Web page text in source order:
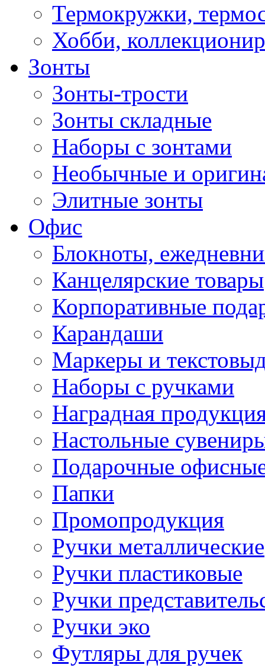
Термокружки,
Хобби,
Зонты
Зонты-трости
Зонты складные
Наборы с зонтами
Необычные и
Элитные зонты
Офис
Блокноты,
Канцелярские товары
Корпоративные
Карандаши
Маркеры и
Наборы с ручками
Наградная
Настольные
Подарочные
Папки
Промопродукция
Ручки металлические
Ручки пластиковые
Ручки
Ручки эко
Футляры для ручек